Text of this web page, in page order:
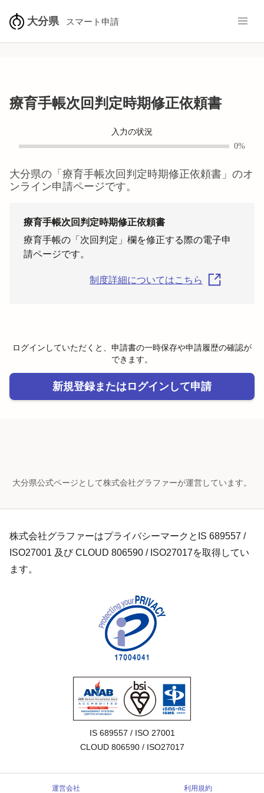
大分県 スマート申請
療育手帳次回判定時期修正依頼書
入力の状況
0%
大分県の「 療育手帳次回判定時期修正依頼書 」のオ
ンライン申請ページです。
療育手帳次回判定時期修正依頼書
療育手帳の「次回判定」欄を修正する際の電子申
請ページです。
制度詳細についてはこちら
ログインしていただくと、申請書の一時保存や申請履歴の確認が
できます。
新規登録またはログインして申請
大分県公式ページとして株式会社グラファーが運営しています。
株式会社グラファーはプライバシーマークとIS 689557 /
ISO27001 及び CLOUD 806590 / ISO27017を取得してい
ます。
IS 689557 / ISO 27001
CLOUD 806590 / ISO27017
運営会社 利用規約